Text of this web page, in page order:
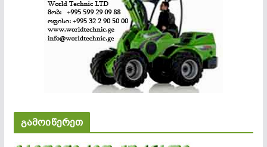
გამოიწერეთ